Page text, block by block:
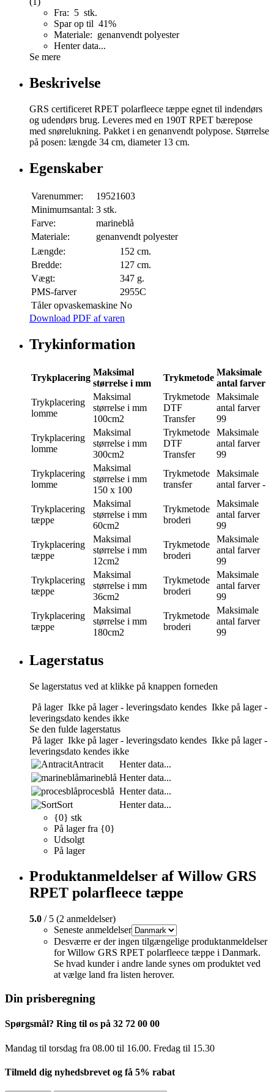
Fra: 5 stk.
Spar op til 41%
Materiale: genanvendt polyester
Henter data...
Se mere
Beskrivelse
GRS certificeret RPET polarfleece tæppe egnet til indendørs
og udendørs brug. Leveres med en 190T RPET bærepose
med snørelukning. Pakket i en genanvendt polypose. Størrelse
på posen: længde 34 cm, diameter 13 cm.
Egenskaber
Varenummer:
19521603
Minimumsantal: 3 stk.
Farve:
marineblå
Materiale:
genanvendt polyester
Længde:
152 cm.
Bredde:
127 cm.
Vægt:
347 g.
PMS-farver
2955C
Tåler opvaskemaskine No
Download PDF af varen
Trykinformation
Trykplacering
Maksimal
størrelse i mm
Trykmetode
Maksimale
antal farver
Trykplacering
lomme
Maksimal
størrelse i mm
100cm2
Trykmetode
DTF
Transfer
Maksimale
antal farver
99
Trykplacering
lomme
Maksimal
størrelse i mm
300cm2
Trykmetode
DTF
Transfer
Maksimale
antal farver
99
Trykplacering
lomme
Maksimal
størrelse i mm
150 x 100
Trykmetode
transfer
Maksimale
antal farver -
Trykplacering
tæppe
Maksimal
størrelse i mm
60cm2
Trykmetode
broderi
Maksimale
antal farver
99
Trykplacering
tæppe
Maksimal
størrelse i mm
12cm2
Trykmetode
broderi
Maksimale
antal farver
99
Trykplacering
tæppe
Maksimal
størrelse i mm
36cm2
Trykmetode
broderi
Maksimale
antal farver
99
Trykplacering
tæppe
Maksimal
størrelse i mm
180cm2
Trykmetode
broderi
Maksimale
antal farver
99
Lagerstatus
Se lagerstatus ved at klikke på knappen forneden
På lager Ikke på lager - leveringsdato kendes Ikke på lager -
leveringsdato kendes ikke
Se den fulde lagerstatus
På lager Ikke på lager - leveringsdato kendes Ikke på lager -
leveringsdato kendes ikke
Antracit
Henter data...
marineblå Henter data...
procesblå Henter data...
Sort
Henter data...
{0} stk
På lager fra {0}
Udsolgt
På lager
Produktanmeldelser af Willow GRS
RPET polarfleece tæppe
5.0 / 5 (2 anmeldelser)
Seneste anmeldelser
Desværre er der ingen tilgængelige produktanmeldelser
for Willow GRS RPET polarfleece tæppe i Danmark.
Se hvad kunder i andre lande synes om produktet ved
at vælge land fra listen herover.
Din prisberegning
Spørgsmål? Ring til os på 32 72 00 00
Mandag til torsdag fra 08.00 til 16.00. Fredag ​​til 15.30
Tilmeld dig nyhedsbrevet og få 5% rabat